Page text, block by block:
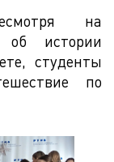
на
об истории
студенты
по